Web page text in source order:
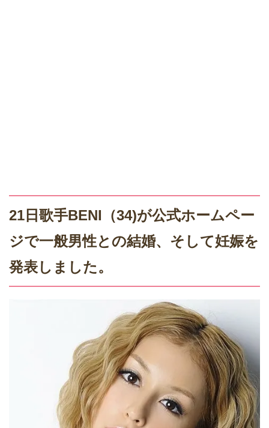
21日歌手BENI（34)が公式ホームペー
ジで一般男性との結婚、そして妊娠を
発表しました。